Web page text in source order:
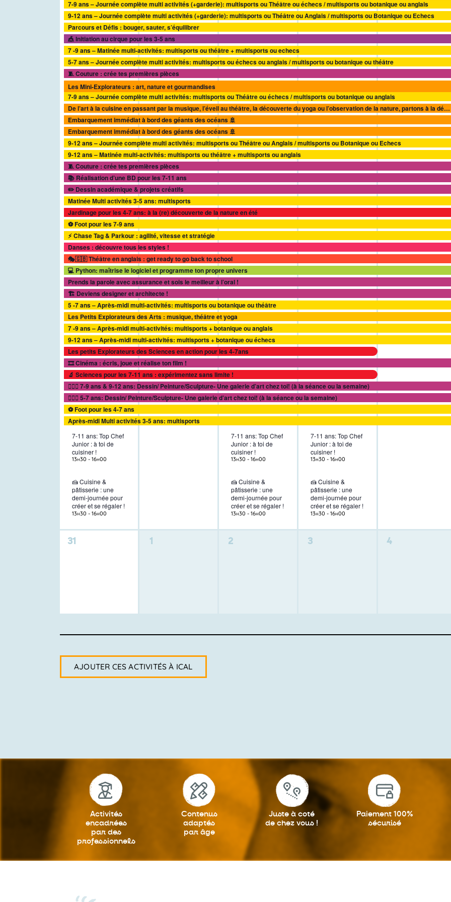
7-9 ans – Journée complète multi activités (+garderie): multisports ou Théâtre ou échecs / multisports ou botanique ou anglais
9-12 ans – Journée complète multi activités (+garderie): multisports ou Théâtre ou Anglais / multisports ou Botanique ou Echecs
Parcours et Défis : bouger, sauter, s’équilibrer
🎪 Initiation au cirque pour les 3-5 ans
7 -9 ans – Matinée multi-activités: multisports ou théâtre + multisports ou echecs
5-7 ans – Journée complète multi activités: multisports ou échecs ou anglais / multisports ou botanique ou théâtre
🧵 Couture : crée tes premières pièces
Les Mini-Explorateurs : art, nature et gourmandises
7-9 ans – Journée complète multi activités: multisports ou Théâtre ou échecs / multisports ou botanique ou anglais
De l’art à la cuisine en passant par la musique, l’éveil au théâtre, la découverte du yoga ou l’observation de la nature, partons à la découverte…
Embarquement immédiat à bord des géants des océans 🚢
Embarquement immédiat à bord des géants des océans 🚢
9-12 ans – Journée complète multi activités: multisports ou Théâtre ou Anglais / multisports ou Botanique ou Echecs
9-12 ans – Matinée multi-activités: multisports ou théâtre + multisports ou anglais
🧵 Couture : crée tes premières pièces
📚 Réalisation d’une BD pour les 7-11 ans
✏️ Dessin académique & projets créatifs
Matinée Multi activités 3-5 ans: multisports
Jardinage pour les 4-7 ans: à la (re) découverte de la nature en été
⚽ Foot pour les 7-9 ans
⚡ Chase Tag & Parkour : agilité, vitesse et stratégie
Danses : découvre tous les styles !
🎭🇬🇧 Théâtre en anglais : get ready to go back to school
💻 Python: maîtrise le logiciel et programme ton propre univers
Prends la parole avec assurance et sois le meilleur à l’oral !
🏗️ Deviens designer et architecte !
5 -7 ans – Après-midi multi-activités: multisports ou botanique ou théâtre
Les Petits Explorateurs des Arts : musique, théâtre et yoga
7 -9 ans – Après-midi multi-activités: multisports + botanique ou anglais
9-12 ans – Après-midi multi-activités: multisports + botanique ou échecs
Les petits Explorateurs des Sciences en action pour les 4-7ans
🎞️ Cinéma : écris, joue et réalise ton film !
🔬 Sciences pour les 7-11 ans : expérimentez sans limite !
✍🏻🎨 7-9 ans & 9-12 ans: Dessin/ Peinture/Sculpture- Une galerie d’art chez toi! (à la séance ou la semaine)
✍🏻🎨 5-7 ans: Dessin/ Peinture/Sculpture- Une galerie d’art chez toi! (à la séance ou la semaine)
⚽ Foot pour les 4-7 ans
Après-midi Multi activités 3-5 ans: multisports
7-11 ans: Top Chef
Junior : à toi de
cuisiner !
13h30-16h00
🍰 Cuisine &
pâtisserie : une
demi-journée pour
créer et se régaler !
13h30-16h00
7-11 ans: Top Chef
Junior : à toi de
cuisiner !
13h30 - 16h00
🍰 Cuisine &
pâtisserie : une
demi-journée pour
créer et se régaler !
13h30 - 16h00
7-11 ans: Top Chef
Junior : à toi de
cuisiner !
13h30 - 16h00
🍰 Cuisine &
pâtisserie : une
demi-journée pour
créer et se régaler !
13h30 - 16h00
0
31
0
1
0
2
0
3
0
4
AJOUTER CES ACTIVITÉS À ICAL
Activités
encadrées
par des
professionnels
Contenus
adaptés
par âge
Juste à coté
de chez vous !
Paiement 100%
sécurisé